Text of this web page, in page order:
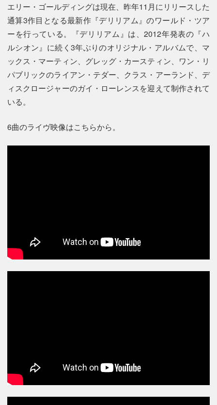
エリー・ゴールディングは現在、昨年11月にリリースした
通算3作目となる最新作『デリリアム』のワールド・ツア
ーを行っている。『デリリアム』は、2012年発表の『ハ
ルシオン』に続く3年ぶりのオリジナル・アルバムで、マ
ックス・マーティン、グレッグ・カースティン、ワン・リ
パブリックのライアン・テダー、クラス・アーランド、デ
ィスクロージャーのガイ・ローレンスを迎えて制作されて
いる。
6曲のライヴ映像はこちらから。